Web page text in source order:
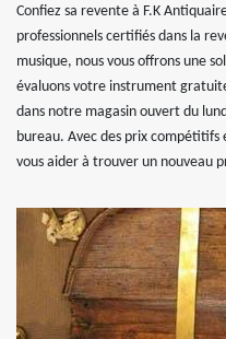
Confiez sa revente à F.K
professionnels certifiés dans la
musique, nous vous offrons une
évaluons votre instrument
dans notre magasin ouvert du
bureau. Avec des prix compétitifs
vous aider à trouver un nouveau